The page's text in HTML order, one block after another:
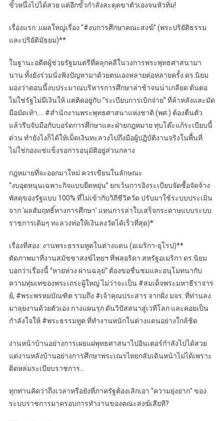
ขั้วหนึ่งไปได้สวย แต่อีกขั้วกำลังสะดุดขาตัวเองจนหัวทิ่ม!
เรื่องแรก: แผลใหญ่เรื่อง “#งบการศึกษาคณะสงฆ์” (พระปริยัติธรรม
และปริยัติมัธยม)**
ในฐานะอดีตผู้ช่วยรัฐมนตรีที่คลุกคลีในวงการพระพุทธศาสนามา
นาน ทั้งยังร่วมนั่งฟังปัญหามาด้วยตนเองหลายต่อหลายครั้ง ดร.นิยม
มองว่าตอนนี้งบประมาณบริหารการศึกษาล่าช้าจนน่าเกลียด ต้นตอ
ไม่ใช่รัฐไม่มีเงินให้ แต่ติดอยู่กับ “ระเบียบการเบิกจ่าย” ที่ล้าหลังและมัด
มือมัดเท้า…. #สำนักงานพระพุทธศาสนาแห่งชาติ (พศ.) ต้องตื่นตัว
แล้วรีบจับมือกับบอร์ดการศึกษาและฝ่ายกฎหมาย ทุบโต๊ะแก้ระเบียบนี้
ด่วน ทำยังไงก็ได้ให้เม็ดเงินทะลวงไปถึงมือผู้ปฏิบัติงานจริงในพื้นที่
ไม่ใช่กองแช่แข็งรอการอนุมัติอยู่ส่วนกลาง
กฎหมายที่จะออกมาใหม่ ควรเขียนในลักษณะ
“งบอุดหนุนเฉพาะกิจแบบยืดหยุ่น” ยกเว้นการอิงระเบียบจัดซื้อจัดจ้าง
พัสดุของรัฐแบบ 100% ที่ไม่เข้ากับวิถีชีวิตวัด ปรับมาใช้ระบบประเมิน
จาก ‘ผลสัมฤทธิ์ทางการศึกษา’ แทนการล่าใบเสร็จกระดาษแบบระบบ
ราชการเดิมๆ ทะลวงท่อให้เงินลงวัดได้เร็วที่สุด)*
เรื่องที่สอง: งานพระธรรมทูตในต่างแดน (อเมริกา-ยุโรป)**
ตัดภาพมาที่งานสมัชชาสงฆ์ไทยฯ ที่ฟลอริดา สหรัฐอเมริกา ดร.นิยม
บอกว่าเรื่องนี้ “หายห่วง ผ่านฉลุย” ต้องขอชื่นชมและอนุโมทนากับ
ความทุ่มเทของพระเถระผู้ใหญ่ ไม่ว่าจะเป็น #สมเด็จพระมหาธีราจาร
ย์, #พระพรหมบัณฑิต รวมถึง #เจ้าคุณประสาร จากฝั่ง มจร. ที่ท่านลง
มาลุยงานด้วยตัวเอง กางแผนรุก ดันวิปัสสนาสู่เวทีโลก และคอยเป็น
กำลังใจให้ #พระธรรมทูต ที่ทำงานหนักในต่างแดนอย่างใกล้ชิด
งานหน้าบ้านอย่างการเผยแผ่พุทธศาสนาไปอินเตอร์กำลังไปได้สวย
แต่งานหลังบ้านอย่างการศึกษาพระเณรไทยกลับเดินหน้าไม่ได้เพราะ
ติดหล่มระเบียบราชการ…
ทุกท่านคิดว่าถึงเวลาหรือยังที่ภาครัฐต้องเลิกเอา “ความยุ่งยาก” ของ
ระบบราชการมาครอบการทำงานของคณะสงฆ์เสียที?